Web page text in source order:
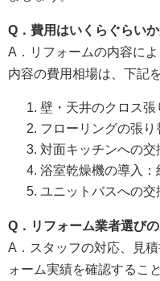
Q ．費用はいくらぐらい
A．リフォームの内容に
内容の費用相場は、下記
壁・天井のクロス張
フローリングの張
対面キッチンへの
浴室乾燥機の導入：
ユニットバスへの交
Q ．リフォーム業者選び
A．スタッフの対応、見
ォーム実績を確認するこ